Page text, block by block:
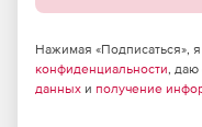
Нажимая «Подписаться»,
конфиденциальности, даю
данных и получение